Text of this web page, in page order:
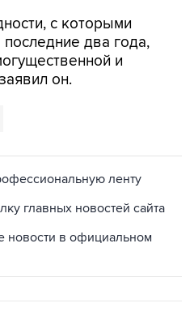
с которыми
последние два года,
и
он.
ленту
главных новостей сайта
новости в официальном